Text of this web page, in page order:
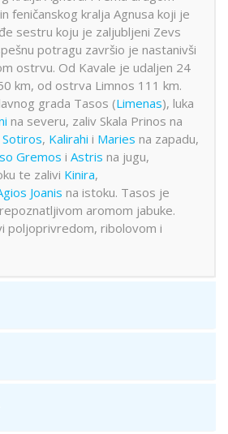
feničanskog kralja Agnusa koji je
sestru koju je zaljubljeni Zevs
potragu završio je nastanivši
ostrvu. Od Kavale je udaljen 24
km, od ostrva Limnos 111 km.
grada Tasos (Limenas), luka
na severu, zaliv Skala Prinos na
Sotiros, Kalirahi i Maries na zapadu,
Gremos i Astris na jugu,
te zalivi Kinira,
Joanis na istoku. Tasos je
aromom jabuke.
poljoprivredom, ribolovom i